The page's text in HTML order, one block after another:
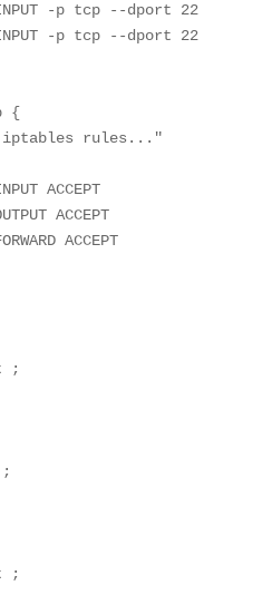
-p tcp --dport 22 -m
-p tcp --dport 22 -j
{
rules..."
ACCEPT
ACCEPT
ACCEPT
;
;